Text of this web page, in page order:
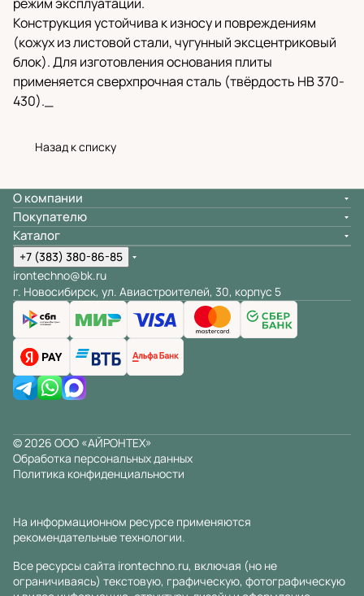
режим эксплуатации.
Конструкция устойчива к износу и повреждениям
(кожух из листовой стали, чугунный эксцентриковый
блок). Для изготовления основания плиты
применяется сверхпрочная сталь (твёрдость НВ 370-
430)._
Назад к списку
О компании
Покупателю
Каталог
+7 (383) 380-86-85
irontechno@bk.ru
г. Новосибирск, ул. Авиастроителей, 30, корпус 5
© 2026 ООО «АЙРОНТЕХ»
Обработка персональных данных
Политика конфиденциальности
На информационном ресурсе применяются
рекомендательные технологии.
Все ресурсы сайта irontechno.ru, включая (но не
ограничиваясь) текстовую, графическую, фотографическую